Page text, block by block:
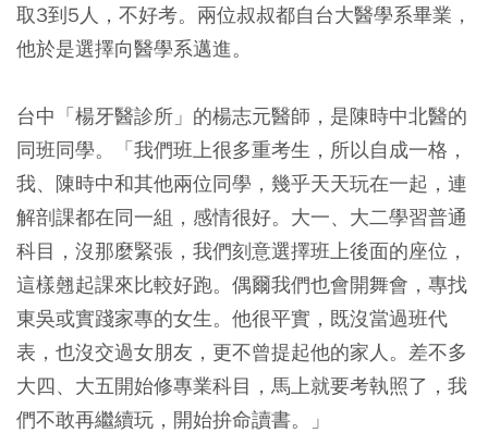
取3到5人，不好考。兩位叔叔都自台大醫學系畢業，
他於是選擇向醫學系邁進。
台中「楊牙醫診所」的楊志元醫師，是陳時中北醫的
同班同學。「我們班上很多重考生，所以自成一格，
我、陳時中和其他兩位同學，幾乎天天玩在一起，連
解剖課都在同一組，感情很好。大一、大二學習普通
科目，沒那麼緊張，我們刻意選擇班上後面的座位，
這樣翹起課來比較好跑。偶爾我們也會開舞會，專找
東吳或實踐家專的女生。他很平實，既沒當過班代
表，也沒交過女朋友，更不曾提起他的家人。差不多
大四、大五開始修專業科目，馬上就要考執照了，我
們不敢再繼續玩，開始拚命讀書。」